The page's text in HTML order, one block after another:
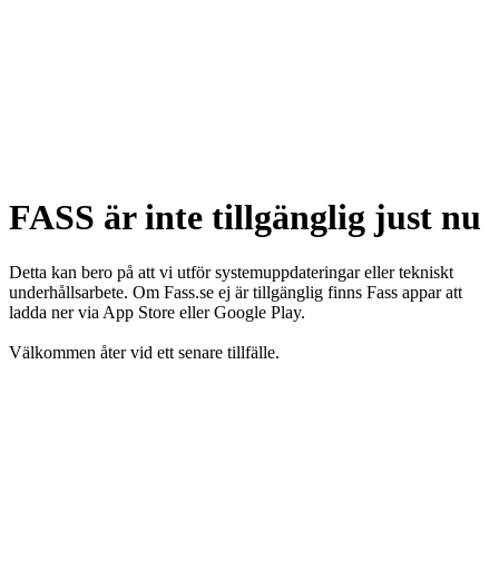
FASS är inte tillgänglig just nu
Detta kan bero på att vi utför systemuppdateringar eller tekniskt
underhållsarbete. Om Fass.se ej är tillgänglig finns Fass appar att
ladda ner via App Store eller Google Play.
Välkommen åter vid ett senare tillfälle.